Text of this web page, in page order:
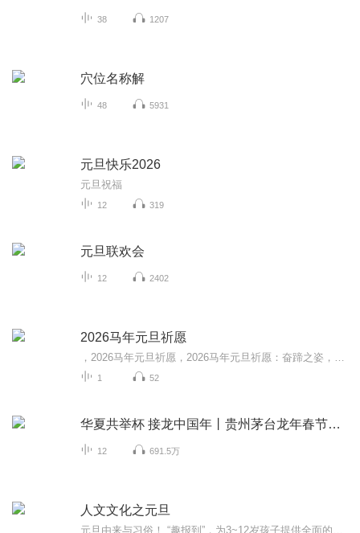
38 1207
穴位名称解
48 5931
元旦快乐2026
元旦祝福
12 319
元旦联欢会
12 2402
2026马年元旦祈愿
1 52
华夏共举杯 接龙中国年丨贵州茅台龙年春节特辑
12 691.5万
人文文化之元旦